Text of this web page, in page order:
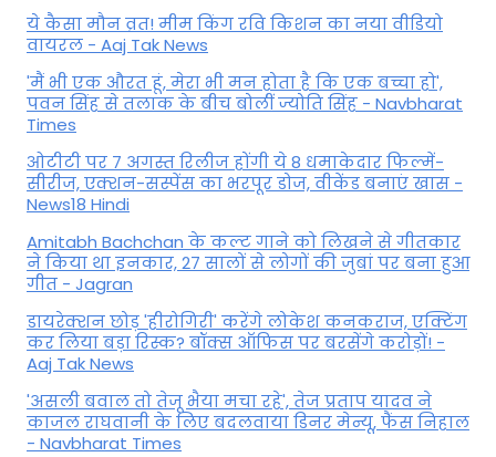
ये कैसा मौन व्रत! मीम किंग रवि किशन का नया वीडियो
वायरल - Aaj Tak News
'मैं भी एक औरत हूं, मेरा भी मन होता है कि एक बच्चा हो',
पवन सिंह से तलाक के बीच बोलीं ज्योति सिंह - Navbharat
Times
ओटीटी पर 7 अगस्त रिलीज होंगी ये 8 धमाकेदार फिल्में-
सीरीज, एक्शन-सस्पेंस का भरपूर डोज, वीकेंड बनाएं खास -
News18 Hindi
Amitabh Bachchan के कल्ट गाने को लिखने से गीतकार
ने किया था इनकार, 27 सालों से लोगों की जुबां पर बना हुआ
गीत - Jagran
डायरेक्शन छोड़ 'हीरोगिरी' करेंगे लोकेश कनकराज, एक्टिंग
कर लिया बड़ा रिस्क? बॉक्स ऑफिस पर बरसेंगे करोड़ों! -
Aaj Tak News
'असली बवाल तो तेजू भैया मचा रहे', तेज प्रताप यादव ने
काजल राघवानी के लिए बदलवाया डिनर मेन्यू, फैंस न‍िहाल
- Navbharat Times